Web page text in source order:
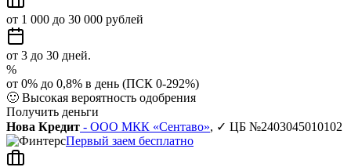
от 1 000 до 30 000 рублей
от 3 до 30 дней.
%
от 0% до 0,8% в день (ПСК 0-292%)
🙂 Высокая вероятность одобрения
Получить деньги
Нова Кредит - ООО МКК «Сентаво», ✓ ЦБ №2403045010102
Первый заем бесплатно